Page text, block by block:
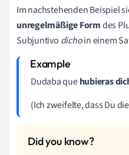
Im nachstehenden Beispiel
unregelmäßige Formdes
Subjuntivo dichoin einem
Dudaba quehubieras
(Ich zweifelte, dass Du